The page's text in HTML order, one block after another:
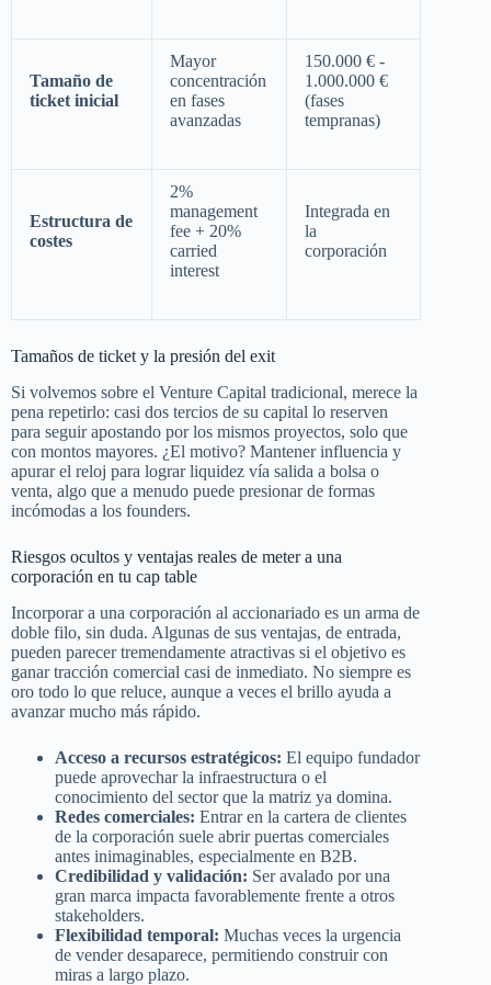
Tamaño de
ticket inicial
Mayor
concentración
en fases
avanzadas
150.000 € -
1.000.000 €
(fases
tempranas)
Estructura de
costes
2%
management
fee + 20%
carried
interest
Integrada en
la
corporación
Tamaños de ticket y la presión del exit
Si volvemos sobre el Venture Capital tradicional, merece la
pena repetirlo: casi dos tercios de su capital lo reserven
para seguir apostando por los mismos proyectos, solo que
con montos mayores. ¿El motivo? Mantener influencia y
apurar el reloj para lograr liquidez vía salida a bolsa o
venta, algo que a menudo puede presionar de formas
incómodas a los founders.
Riesgos ocultos y ventajas reales de meter a una
corporación en tu cap table
Incorporar a una corporación al accionariado es un arma de
doble filo, sin duda. Algunas de sus ventajas, de entrada,
pueden parecer tremendamente atractivas si el objetivo es
ganar tracción comercial casi de inmediato. No siempre es
oro todo lo que reluce, aunque a veces el brillo ayuda a
avanzar mucho más rápido.
Acceso a recursos estratégicos: El equipo fundador
puede aprovechar la infraestructura o el
conocimiento del sector que la matriz ya domina.
Redes comerciales: Entrar en la cartera de clientes
de la corporación suele abrir puertas comerciales
antes inimaginables, especialmente en B2B.
Credibilidad y validación: Ser avalado por una
gran marca impacta favorablemente frente a otros
stakeholders.
Flexibilidad temporal: Muchas veces la urgencia
de vender desaparece, permitiendo construir con
miras a largo plazo.